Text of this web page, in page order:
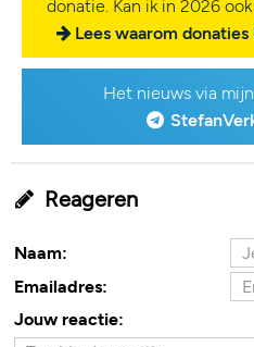
donatie. Kan ik in 2026
Lees waarom
Het nieuws via
Reageren
Naam:
Emailadres:
Jouw reactie: